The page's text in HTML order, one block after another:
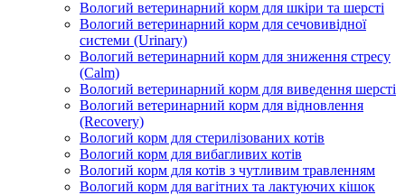
Вологий ветеринарний корм для шкіри та шерсті
Вологий ветеринарний корм для сечовивідної
системи (Urinary)
Вологий ветеринарний корм для зниження стресу
(Calm)
Вологий ветеринарний корм для виведення шерсті
Вологий ветеринарний корм для відновлення
(Recovery)
Вологий корм для стерилізованих котів
Вологий корм для вибагливих котів
Вологий корм для котів з чутливим травленням
Вологий корм для вагітних та лактуючих кішок